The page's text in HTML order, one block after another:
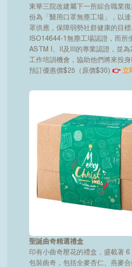
東華三院改建屬下一所綜合職業
份為「醫用口罩無塵工場」，以
罩供應，保障弱勢社群健康的目
ISO14644-1無塵工場認證，而所
ASTM I、II及III的專業認證，並
工作培訓機會，協助他們將來投身
預訂優惠價$25（原價$30) 👉立
聖誕曲奇精選禮盒
印有小曲奇壓花的禮盒，盛載著
包裝曲奇，包括全麥杏仁、燕麥合